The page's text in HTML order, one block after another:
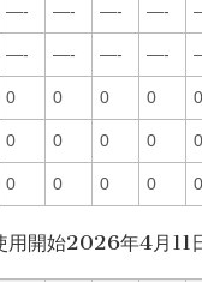
—- —- —- —-
—- —- —- —-
0 0 0 0 0
0 0 0 0 0
0 0 0 0 0
用開始2026年4月11